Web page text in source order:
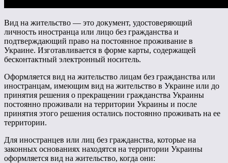
Вид на жительство — это документ, удостоверяющий
личность иностранца или лицо без гражданства и
подтверждающий право на постоянное проживание в
Украине. Изготавливается в форме карты, содержащей
бесконтактный электронный носитель.
Оформляется вид на жительство лицам без гражданства или
иностранцам, имеющим вид на жительство в Украине или до
принятия решения о прекращении гражданства Украины
постоянно проживали на территории Украины и после
принятия этого решения остались постоянно проживать на ее
территории.
Для иностранцев или лиц без гражданства, которые на
законных основаниях находятся на территории Украины
оформляется вид на жительство, когда они: